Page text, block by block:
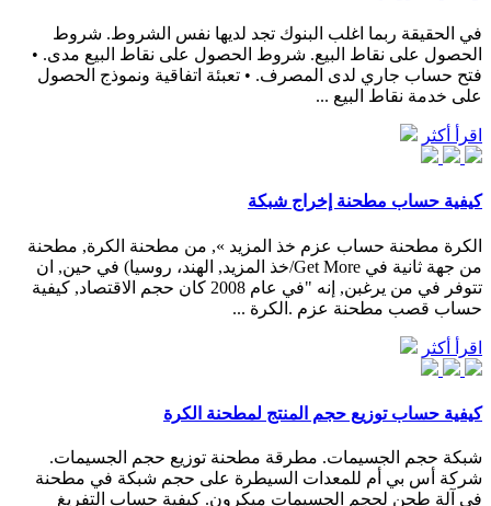
في الحقيقة ربما اغلب البنوك تجد لديها نفس الشروط. شروط
الحصول على نقاط البيع. شروط الحصول على نقاط البيع مدى. •
فتح حساب جاري لدى المصرف. • تعبئة اتفاقية ونموذج الحصول
على خدمة نقاط البيع ...
اقرأ أكثر
كيفية حساب مطحنة إخراج شبكة
الكرة مطحنة حساب عزم خذ المزيد », من مطحنة الكرة, مطحنة
من جهة ثانية في Get More/خذ المزيد, الهند، روسيا) في حين, ان
تتوفر في من يرغبن, إنه "في عام 2008 كان حجم الاقتصاد, كيفية
حساب قصب مطحنة عزم .الكرة ...
اقرأ أكثر
كيفية حساب توزيع حجم المنتج لمطحنة الكرة
شبكة حجم الجسيمات. مطرقة مطحنة توزيع حجم الجسيمات.
شركة أس بي أم للمعدات السيطرة على حجم شبكة في مطحنة
في آلة طحن لحجم الجسيمات ميكرون. كيفية حساب التفريغ